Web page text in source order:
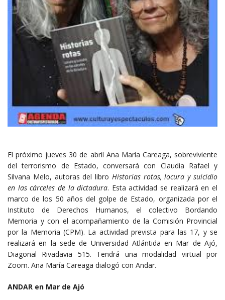
El próximo jueves 30 de abril Ana María Careaga, sobreviviente
del terrorismo de Estado, conversará con Claudia Rafael y
Silvana Melo, autoras del libro Historias rotas, locura y suicidio
en las cárceles de la dictadura. Esta actividad se realizará en el
marco de los 50 años del golpe de Estado, organizada por el
Instituto de Derechos Humanos, el colectivo Bordando
Memoria y con el acompañamiento de la Comisión Provincial
por la Memoria (CPM). La actividad prevista para las 17, y se
realizará en la sede de Universidad Atlántida en Mar de Ajó,
Diagonal Rivadavia 515. Tendrá una modalidad virtual por
Zoom. Ana María Careaga dialogó con Andar.
ANDAR en Mar de Ajó